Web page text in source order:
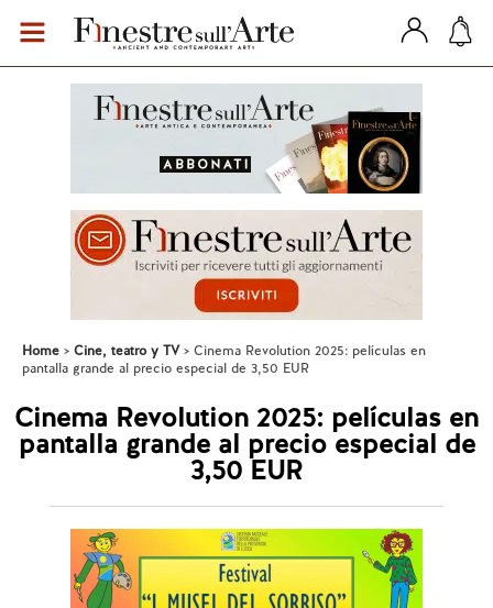
Home Cine, teatro y TV
Cinema Revolution 2025: películas en
pantalla grande al precio especial de 3,50 EUR
Cinema Revolution 2025: películas en
pantalla grande al precio especial de
3,50 EUR